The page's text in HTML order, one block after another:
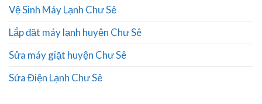
Vệ Sinh Máy Lạnh Chư Sê
Lắp đặt máy lạnh huyện Chư Sê
Sửa máy giặt huyện Chư Sê
Sửa Điện Lạnh Chư Sê